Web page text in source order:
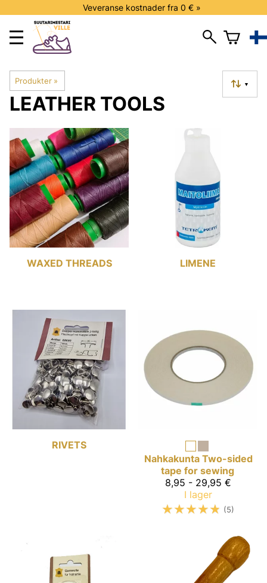
Veveranse kostnader fra 0 € »
Produkter ‪» ▼
LEATHER TOOLS
WAXED THREADS LIMENE
RIVETS
Nahkakunta Two-sided
tape for sewing
8,95 - 29,95 €
I lager
☆☆☆☆☆ (5)